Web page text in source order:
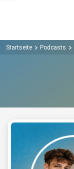
Startseite Podcasts